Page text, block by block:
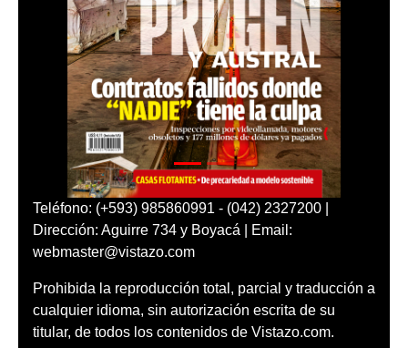
Teléfono: (+593) 985860991 - (042) 2327200 |
Dirección: Aguirre 734 y Boyacá | Email:
webmaster@vistazo.com
Prohibida la reproducción total, parcial y traducción a
cualquier idioma, sin autorización escrita de su
titular, de todos los contenidos de Vistazo.com.